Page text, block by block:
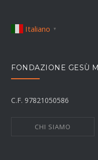
Italiano ▼
FONDAZIONE GESÙ
C.F. 97821050586
CHI SIAMO